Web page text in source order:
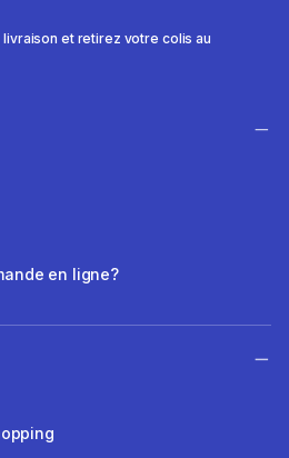
et retirez votre colis au
en ligne?